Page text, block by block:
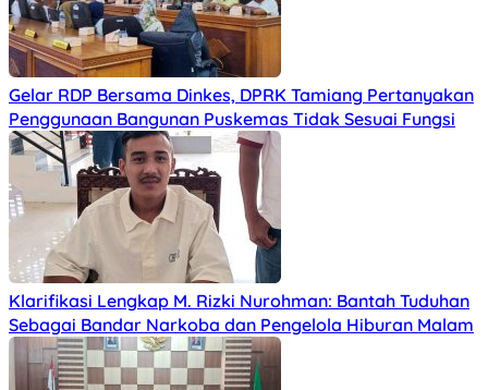
Gelar RDP Bersama Dinkes, DPRK Tamiang Pertanyakan
Penggunaan Bangunan Puskemas Tidak Sesuai Fungsi
Klarifikasi Lengkap M. Rizki Nurohman: Bantah Tuduhan
Sebagai Bandar Narkoba dan Pengelola Hiburan Malam